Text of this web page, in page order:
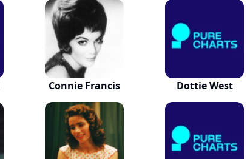
Connie Francis Dottie West